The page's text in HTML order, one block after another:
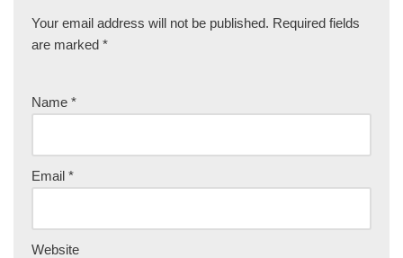
Your email address will not be published. Required fields
are marked *
Name *
Email *
Website